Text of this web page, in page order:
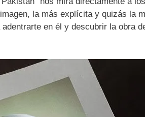
la más explícita y quizás la
en él y descubrir la obra